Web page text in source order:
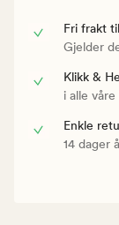
Fri frakt
Gjelder
Klikk &
i alle
Enkle
14 dager